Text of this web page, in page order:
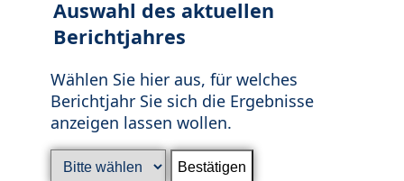
Auswahl des aktuellen
Berichtjahres
Wählen Sie hier aus, für welches
Berichtjahr Sie sich die Ergebnisse
anzeigen lassen wollen.